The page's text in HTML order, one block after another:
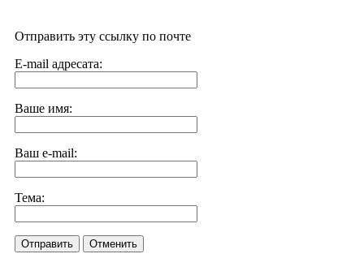
Отправить эту ссылку по почте
E-mail адресата:
Ваше имя:
Ваш e-mail:
Тема:
Отправить Отменить